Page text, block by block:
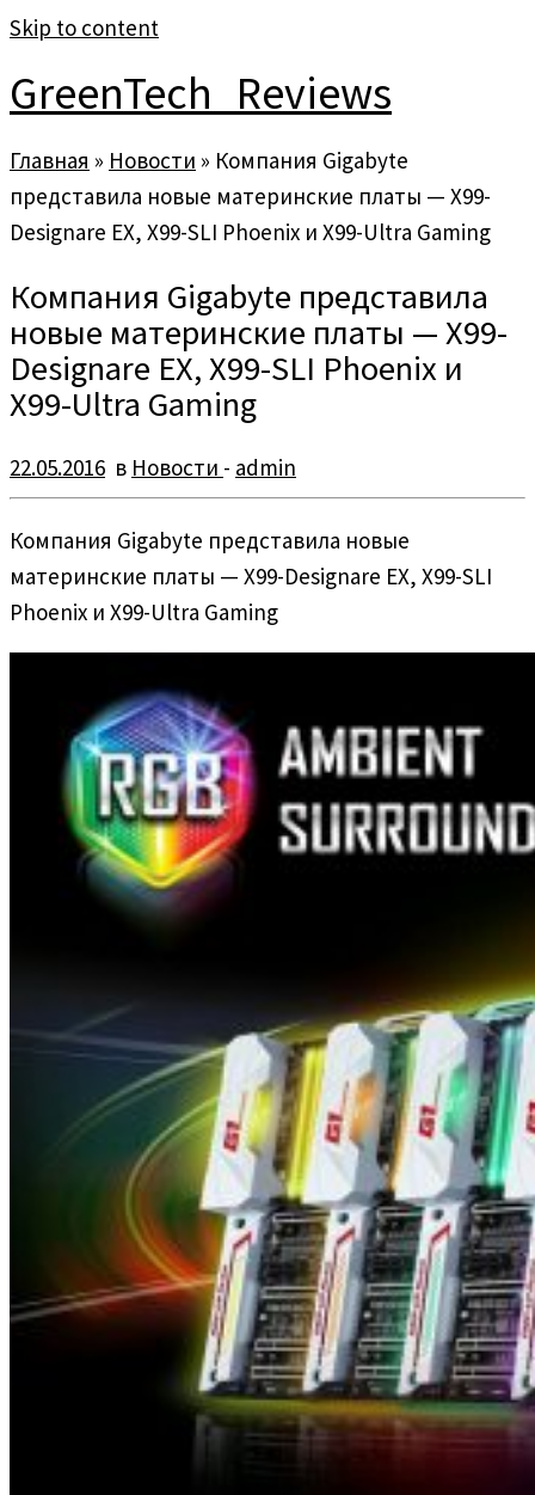
Skip to content
GreenTech_Reviews
Главная » Новости » Компания Gigabyte
представила новые материнские платы — X99-
Designare EX, X99-SLI Phoenix и X99-Ultra Gaming
Компания Gigabyte представила
новые материнские платы — X99-
Designare EX, X99-SLI Phoenix и
X99-Ultra Gaming
22.05.2016 в Новости - admin
Компания Gigabyte представила новые
материнские платы — X99-Designare EX, X99-SLI
Phoenix и X99-Ultra Gaming